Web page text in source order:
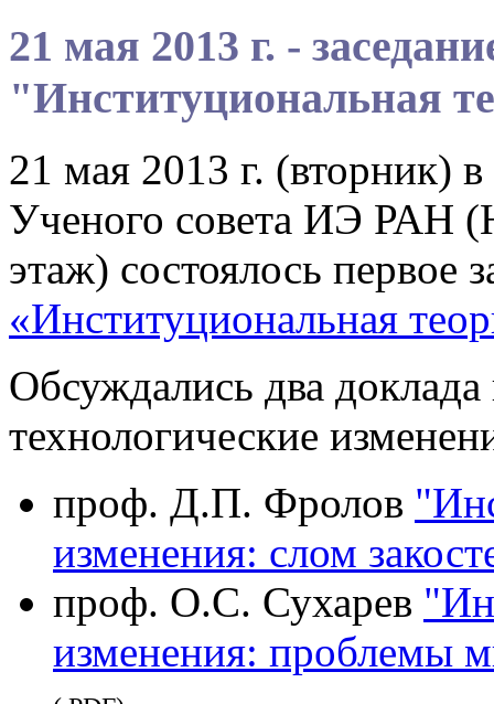
21 мая 2013 г. -
"Институциональная
21 мая 2013 г. (вторник)
Ученого совета ИЭ РАН
этаж) состоялось первое
«Институциональная
Обсуждались два
технологические
проф. Д.П. Фролов
изменения: слом
проф. О.С. Сухарев
изменения: проблемы